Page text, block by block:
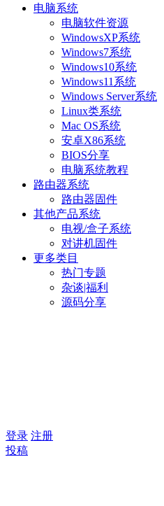
电脑系统
电脑软件资源
WindowsXP系统
Windows7系统
Windows10系统
Windows11系统
Windows Server系统
Linux类系统
Mac OS系统
安卓X86系统
BIOS分享
电脑系统教程
路由器系统
路由器固件
其他产品系统
电视/盒子系统
对讲机固件
更多类目
热门专题
杂谈|福利
源码分享
登录 注册
投稿